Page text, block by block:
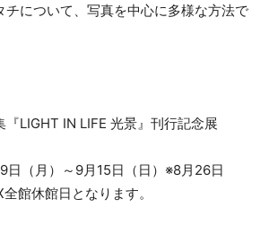
チについて、写真を中心に多様な方法で
『LIGHT IN LIFE 光景』刊行記念展
日（月）～9月15日（日）※8月26日
全館休館日となります。